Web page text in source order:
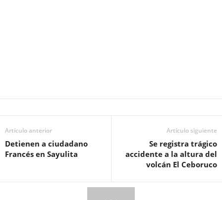
Artículo anterior
Detienen a ciudadano
Francés en Sayulita
Artículo siguiente
Se registra trágico
accidente a la altura del
volcán El Ceboruco